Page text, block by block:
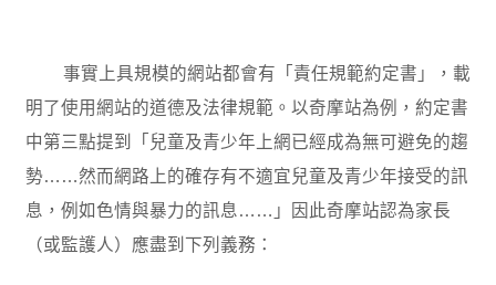
事實上具規模的網站都會有「責任規範約定書」，載
明了使用網站的道德及法律規範。以奇摩站為例，約定書
中第三點提到「兒童及青少年上網已經成為無可避免的趨
勢……然而網路上的確存有不適宜兒童及青少年接受的訊
息，例如色情與暴力的訊息……」因此奇摩站認為家長
（或監護人）應盡到下列義務：